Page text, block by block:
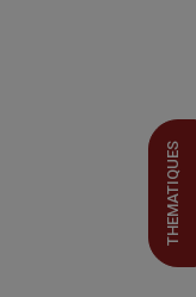
THEMATIQUES